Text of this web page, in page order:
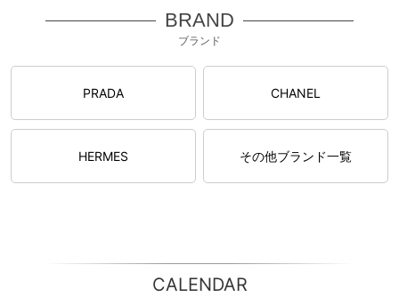
BRAND
ブランド
PRADA CHANEL
HERMES その他ブランド一覧
CALENDAR